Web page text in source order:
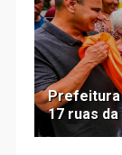
Prefeitura
17 ruas